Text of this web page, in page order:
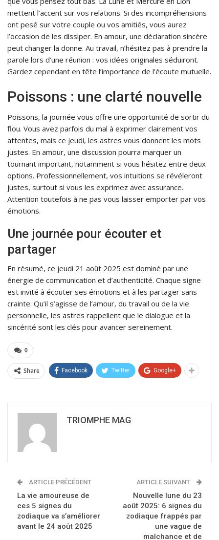
mettent l’accent sur vos relations. Si des incompréhensions
ont pesé sur votre couple ou vos amitiés, vous aurez
l’occasion de les dissiper. En amour, une déclaration sincère
peut changer la donne. Au travail, n’hésitez pas à prendre la
parole lors d’une réunion : vos idées originales séduiront.
Gardez cependant en tête l’importance de l’écoute mutuelle.
Poissons : une clarté nouvelle
Poissons, la journée vous offre une opportunité de sortir du
flou. Vous avez parfois du mal à exprimer clairement vos
attentes, mais ce jeudi, les astres vous donnent les mots
justes. En amour, une discussion pourra marquer un
tournant important, notamment si vous hésitez entre deux
options. Professionnellement, vos intuitions se révéleront
justes, surtout si vous les exprimez avec assurance.
Attention toutefois à ne pas vous laisser emporter par vos
émotions.
Une journée pour écouter et
partager
En résumé, ce jeudi 21 août 2025 est dominé par une
énergie de communication et d’authenticité. Chaque signe
est invité à écouter ses émotions et à les partager sans
crainte. Qu’il s’agisse de l’amour, du travail ou de la vie
personnelle, les astres rappellent que le dialogue et la
sincérité sont les clés pour avancer sereinement.
0
Share Facebook Twitter Google+
TRIOMPHE MAG
ARTICLE PRÉCÉDENT
La vie amoureuse de
ces 5 signes du
zodiaque va s’améliorer
avant le 24 août 2025
ARTICLE SUIVANT
Nouvelle lune du 23
août 2025: 6 signes du
zodiaque frappés par
une vague de
malchance et de